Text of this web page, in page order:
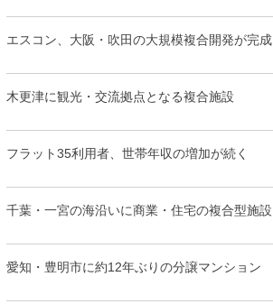
エスコン、大阪・吹田の大規模複合開発が完成
木更津に観光・交流拠点となる複合施設
フラット35利用者、世帯年収の増加が続く
千葉・一宮の海沿いに商業・住宅の複合型施設
愛知・豊明市に約12年ぶりの分譲マンション